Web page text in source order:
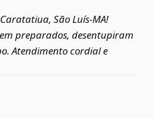
São Luís‑MA!
preparados, desentupiram
Atendimento cordial e